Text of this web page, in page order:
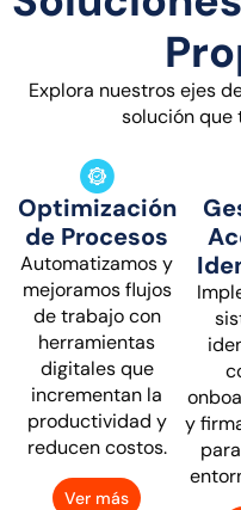
Explora nuestros ejes
solución que
Optimización
de Procesos
Automatizamos y
mejoramos flujos
de trabajo con
herramientas
digitales que
incrementan la
productividad y
reducen costos.
Ver más
y